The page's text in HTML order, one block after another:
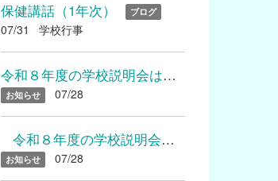
保健講話（1年次） ブログ
07/31 学校行事
令和８年度の学校説明会は終了いたしました たくさんのご参加あり...
お知らせ 07/28
令和８年度の学校説明会は終了いたしました たくさんのご参加...
お知らせ 07/28